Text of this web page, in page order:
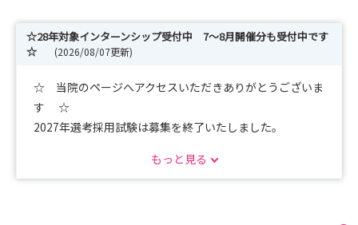
☆28年対象インターンシップ受付中 7～8月開催分も受付中です
☆
(2026/08/07更新)
☆ 当院のページへアクセスいただきありがとうございま
す ☆
2027年選考採用試験は募集を終了いたしました。
もっと見る